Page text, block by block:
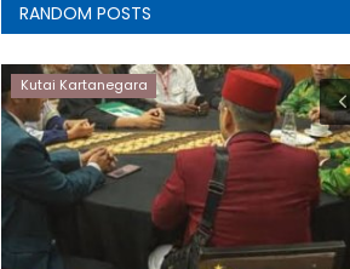
RANDOM POSTS
Kutai Kartanegara